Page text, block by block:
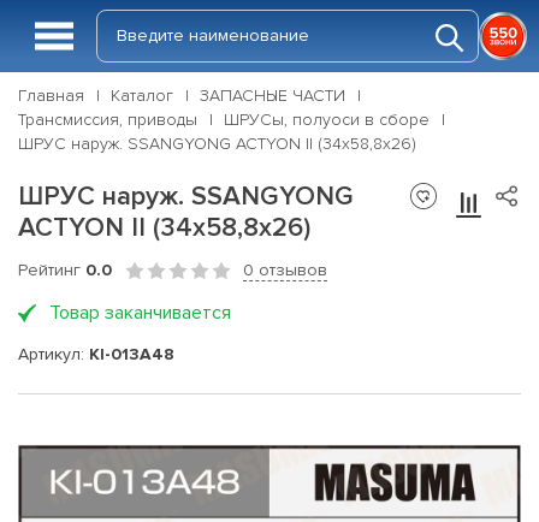
Главная Каталог
ЗАПАСНЫЕ ЧАСТИ
Трансмиссия, приводы
ШРУСы, полуоси в сборе
ШРУС наруж. SSANGYONG ACTYON II (34х58,8х26)
ШРУС наруж. SSANGYONG
ACTYON II (34х58,8х26)
Рейтинг 0.0 0 отзывов
Товар заканчивается
Артикул: KI-013A48